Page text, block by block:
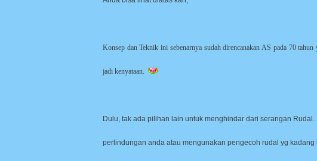
Konsep dan Teknik ini sebenarnya sudah direncanakan AS pada 70
jadi kenyataan.
Dulu, tak ada pilihan lain untuk menghindar dari serangan
perlindungan anda atau mengunakan pengecoh rudal yg